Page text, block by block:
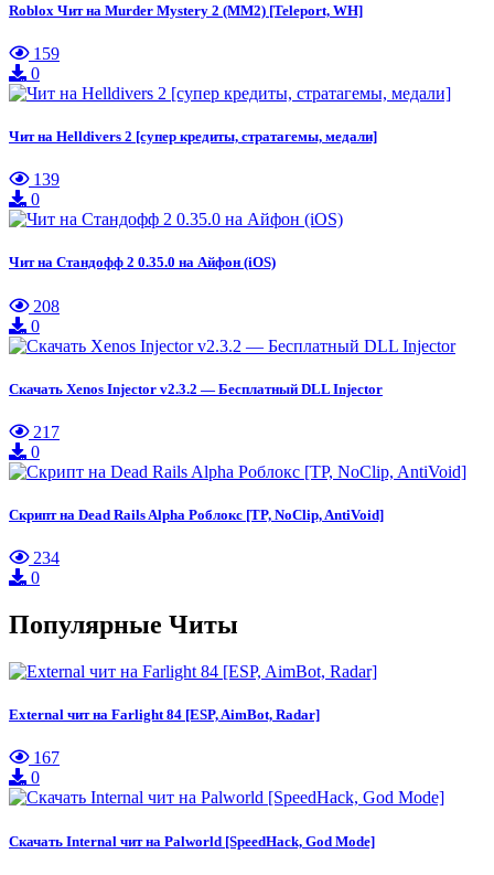
Roblox Чит на Murder Mystery 2 (MM2) [Teleport, WH]
159
0
Чит на Helldivers 2 [супер кредиты, стратагемы, медали]
139
0
Чит на Стандофф 2 0.35.0 на Айфон (iOS)
208
0
Скачать Xenos Injector v2.3.2 — Бесплатный DLL Injector
217
0
Скрипт на Dead Rails Alpha Роблокс [TP, NoClip, AntiVoid]
234
0
Популярные Читы
External чит на Farlight 84 [ESP, AimBot, Radar]
167
0
Скачать Internal чит на Palworld [SpeedHack, God Mode]